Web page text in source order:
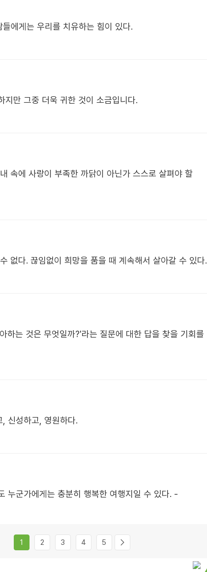
에게는 우리를 치유하는 힘이 있다.
지만 그중 더욱 귀한 것이 소금입니다.
속에 사랑이 부족한 까닭이 아닌가 스스로 살펴야 할
없다. 끊임없이 희망을 품을 때 계속해서 살아갈 수 있다.
하는 것은 무엇일까?'라는 질문에 대한 답을 찾을 기회를
신성하고, 영원하다.
누군가에게는 충분히 행복한 여행지일 수 있다. -
1 2 3 4 5